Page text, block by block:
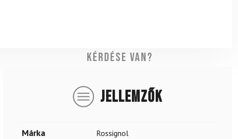
Kérdése van?
JELLEMZŐK
Márka Rossignol